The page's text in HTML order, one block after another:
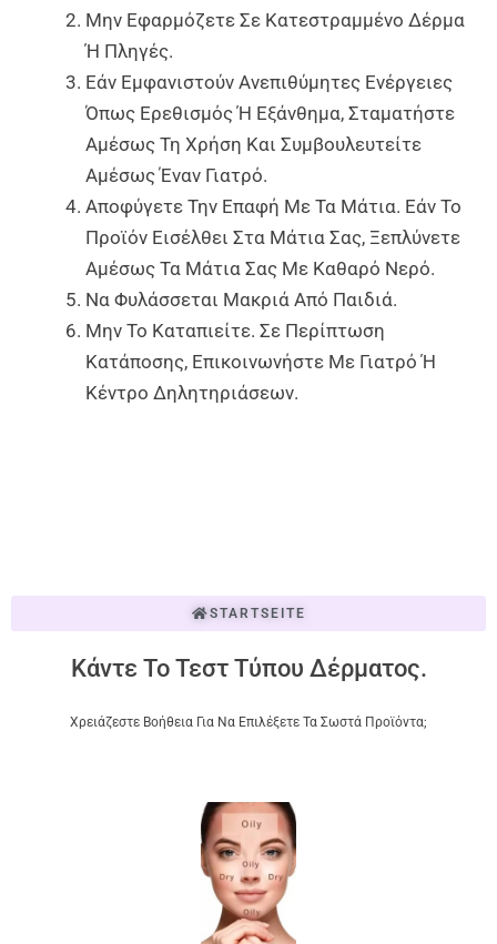
Μην Εφαρμόζετε Σε Κατεστραμμένο Δέρμα
Ή Πληγές.
Εάν Εμφανιστούν Ανεπιθύμητες Ενέργειες
Όπως Ερεθισμός Ή Εξάνθημα, Σταματήστε
Αμέσως Τη Χρήση Και Συμβουλευτείτε
Αμέσως Έναν Γιατρό.
Αποφύγετε Την Επαφή Με Τα Μάτια. Εάν Το
Προϊόν Εισέλθει Στα Μάτια Σας, Ξεπλύνετε
Αμέσως Τα Μάτια Σας Με Καθαρό Νερό.
Να Φυλάσσεται Μακριά Από Παιδιά.
Μην Το Καταπιείτε. Σε Περίπτωση
Κατάποσης, Επικοινωνήστε Με Γιατρό Ή
Κέντρο Δηλητηριάσεων.
STARTSEITE
Κάντε Το Τεστ Τύπου Δέρματος.
Χρειάζεστε Βοήθεια Για Να Επιλέξετε Τα Σωστά Προϊόντα;